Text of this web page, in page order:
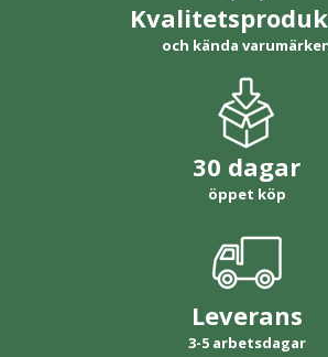
och kända
30 dagar
öppet köp
Leverans
3-5 arbetsdagar